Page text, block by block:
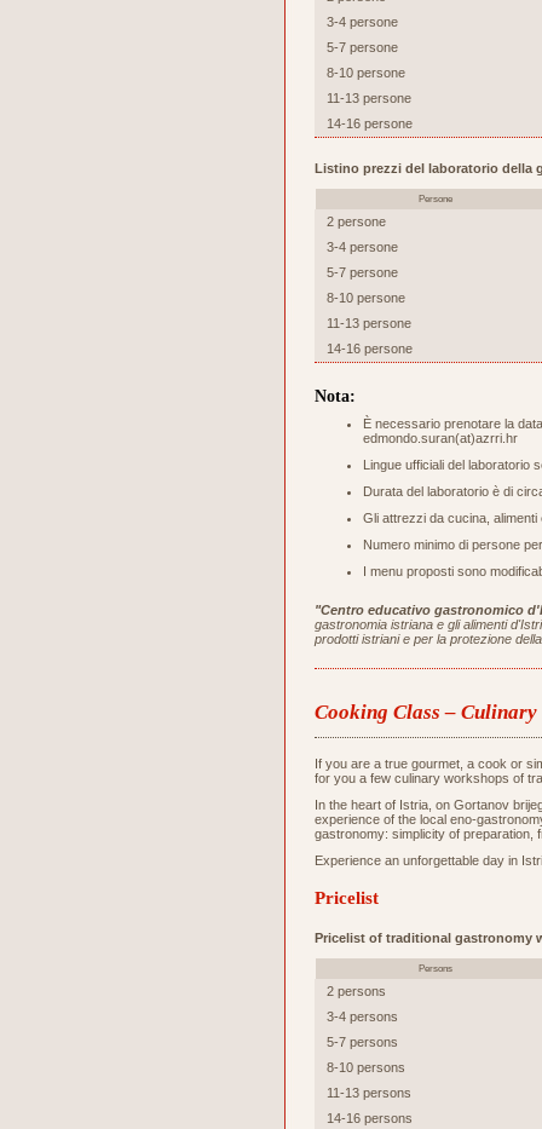
3-4 persone
5-7 persone
8-10 persone
11-13 persone
14-16 persone
Listino prezzi del laboratorio della
Persone
2 persone
3-4 persone
5-7 persone
8-10 persone
11-13 persone
14-16 persone
Nota:
È necessario prenotare la
edmondo.suran(at)azrri.hr
Lingue ufficiali del laboratorio
Durata del laboratorio è di
Gli attrezzi da cucina,
Numero minimo di persone
I menu proposti sono
"Centro educativo gastronomico
gastronomia istriana e gli alimenti
prodotti istriani e per la protezione
Cooking Class – Culinary
If you are a true gourmet, a cook or
for you a few culinary workshops of
In the heart of Istria, on Gortanov
experience of the local eno-
gastronomy: simplicity of preparation,
Experience an unforgettable day in
Pricelist
Pricelist of traditional gastronomy
Persons
2 persons
3-4 persons
5-7 persons
8-10 persons
11-13 persons
14-16 persons